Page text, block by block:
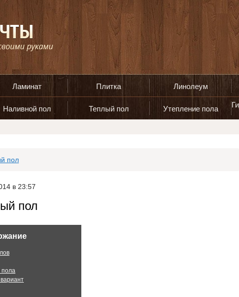
Ламинат Плитка Линолеум
Наливной пол Теплый пол Утепление пола
пол
в 23:57
пол
пола